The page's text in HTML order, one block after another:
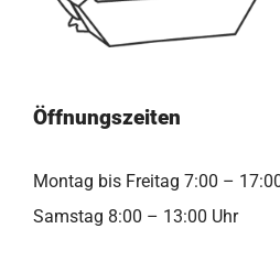
Öffnungszeiten
Montag bis Freitag 7:00 –
Samstag 8:00 – 13:00 Uhr